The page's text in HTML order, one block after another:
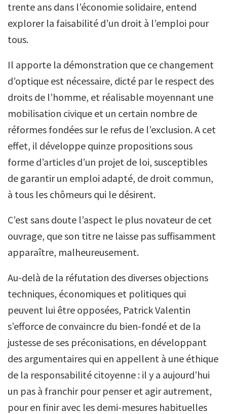
trente ans dans l’économie solidaire, entend
explorer la faisabilité d’un droit à l’emploi pour
tous.
Il apporte la démonstration que ce changement
d’optique est nécessaire, dicté par le respect des
droits de l’homme, et réalisable moyennant une
mobilisation civique et un certain nombre de
réformes fondées sur le refus de l’exclusion. A cet
effet, il développe quinze propositions sous
forme d’articles d’un projet de loi, susceptibles
de garantir un emploi adapté, de droit commun,
à tous les chômeurs qui le désirent.
C’est sans doute l’aspect le plus novateur de cet
ouvrage, que son titre ne laisse pas suffisamment
apparaître, malheureusement.
Au-delà de la réfutation des diverses objections
techniques, économiques et politiques qui
peuvent lui être opposées, Patrick Valentin
s’efforce de convaincre du bien-fondé et de la
justesse de ses préconisations, en développant
des argumentaires qui en appellent à une éthique
de la responsabilité citoyenne : il y a aujourd’hui
un pas à franchir pour penser et agir autrement,
pour en finir avec les demi-mesures habituelles